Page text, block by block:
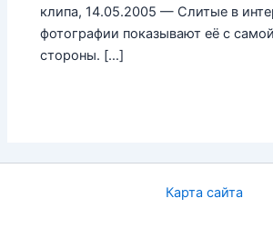
клипа, 14.05.2005 — Слитые в
фотографии показывают её с
стороны. […]
Карта сайта